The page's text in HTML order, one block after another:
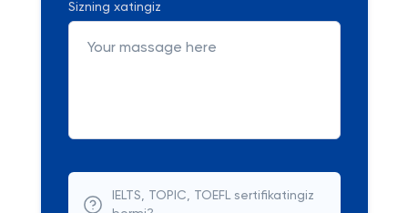
Sizning xatingiz
IELTS, TOPIC, TOEFL sertifikatingiz